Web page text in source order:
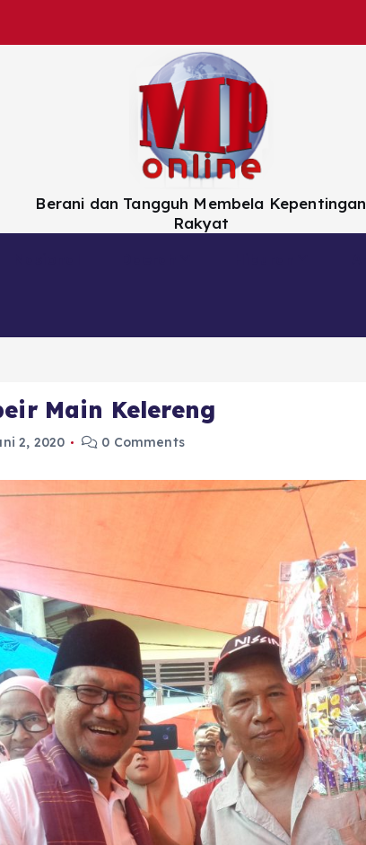
Berani dan Tangguh Membela Kepentingan
Rakyat
Main Kelereng
2, 2020 0 Comments